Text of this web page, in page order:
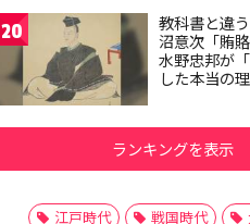
20
教科書と違
沼意次「賄
水野忠邦が
した本当の
ランキングを表示
江戸時代 戦国時代